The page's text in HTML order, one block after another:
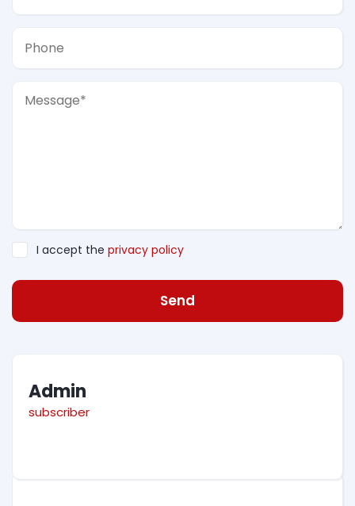
I accept the privacy policy
Send
Admin
subscriber